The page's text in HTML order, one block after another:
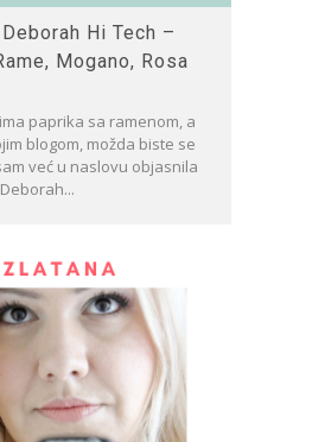
Hi Tech –
Mogano, Rosa
paprika sa ramenom, a
blogom, možda biste se
već u naslovu objasnila